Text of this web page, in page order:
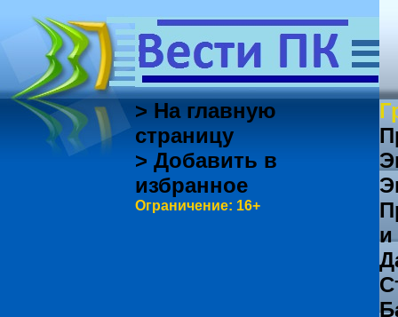
> На главную
страницу
> Добавить в
избранное
Ограничение: 16+